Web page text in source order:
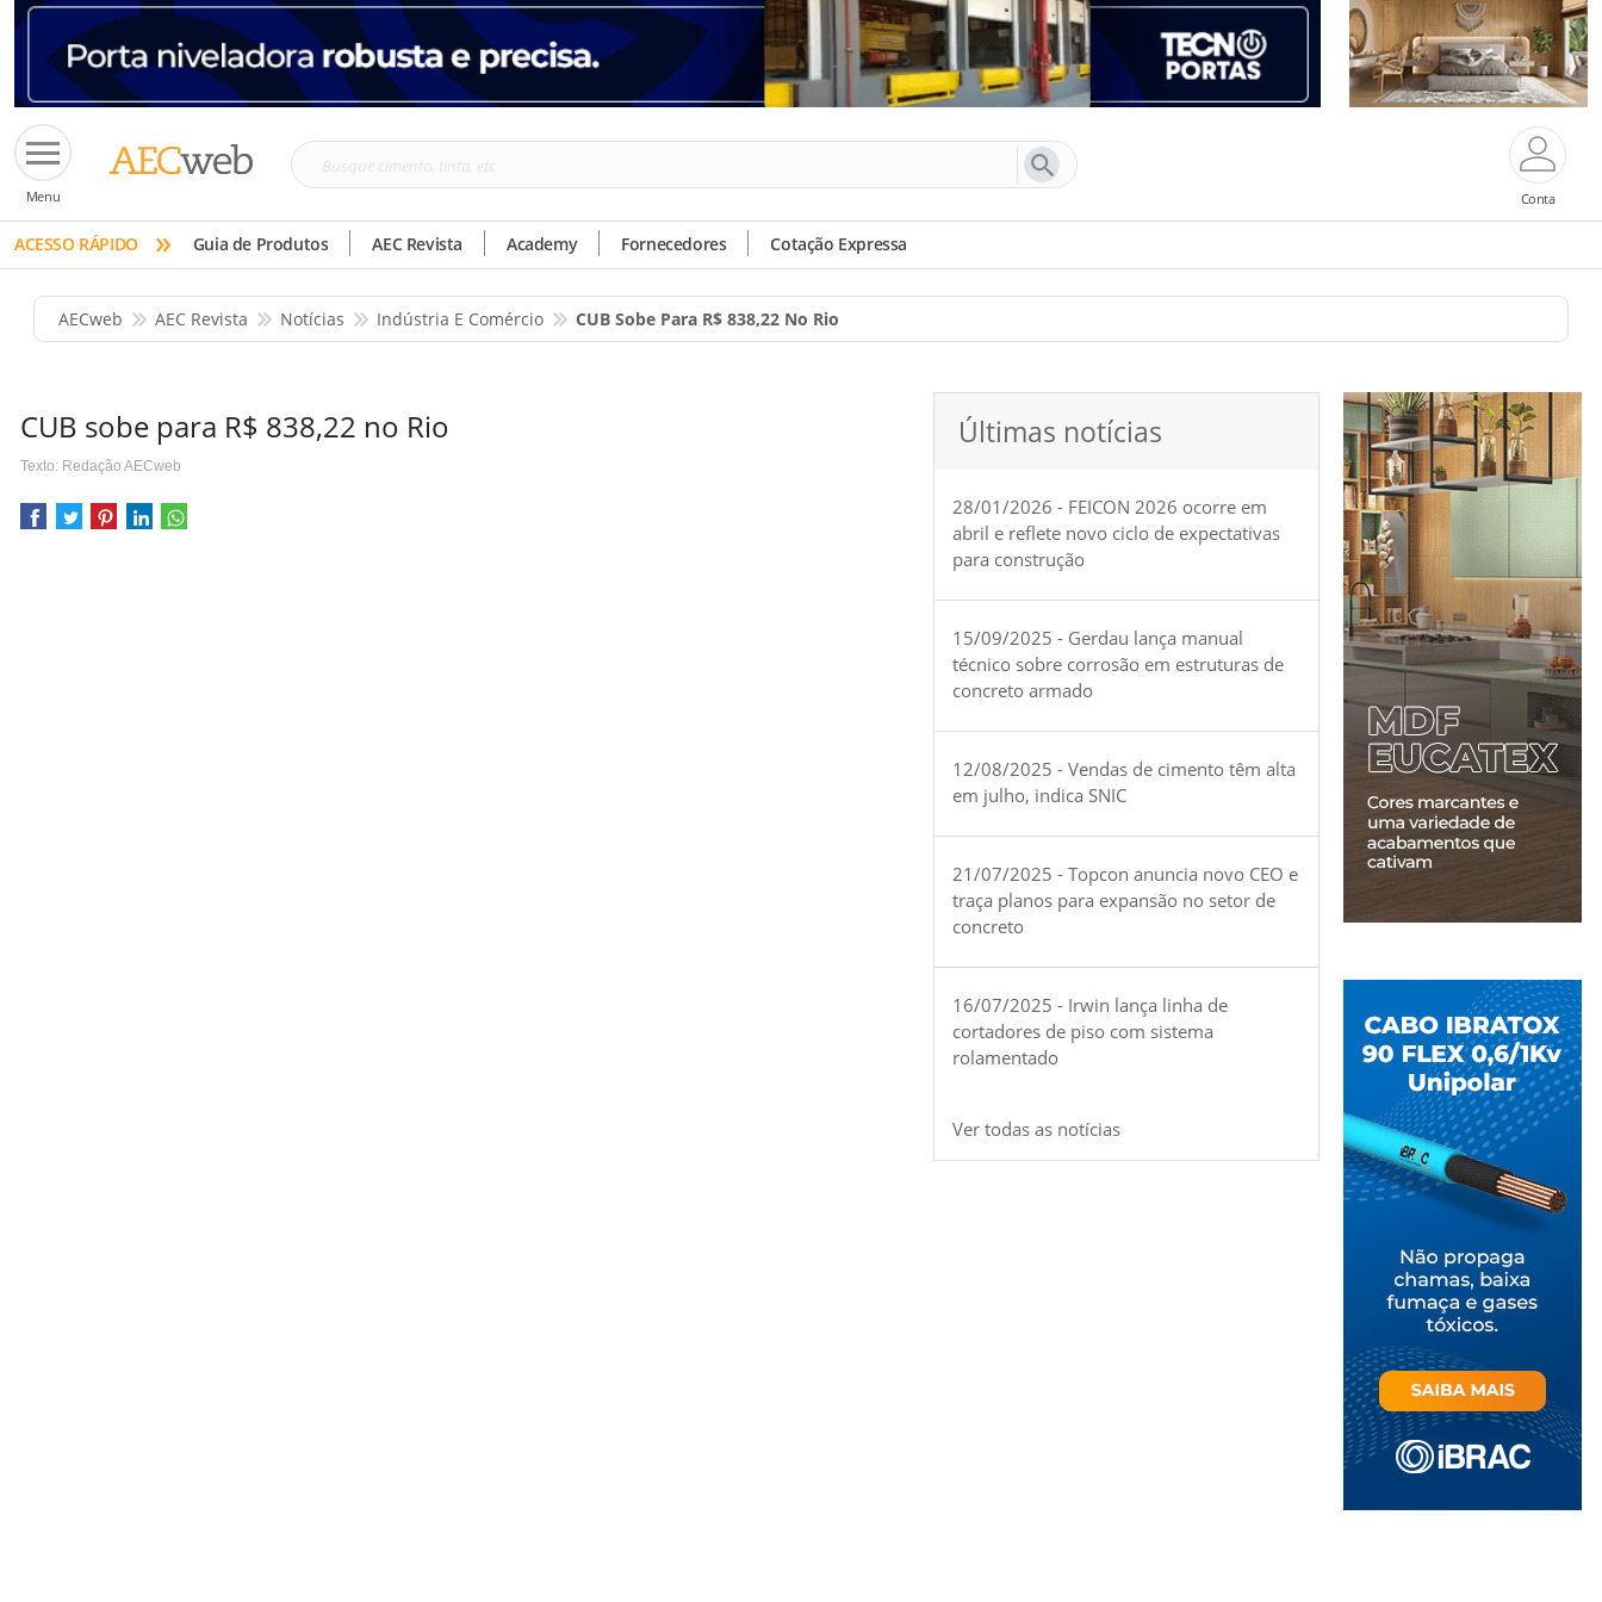
Menu
Busque
tinta,
etc
Conta
ACESSO RÁPIDO » Guia de Produtos AEC Revista Academy Fornecedores Cotação Expressa
AECweb AEC Revista Notícias Indústria E Comércio CUB Sobe Para R$ 838,22 No Rio
CUB sobe para R$ 838,22 no Rio
Texto: Redação AECweb
Últimas notícias
28/01/2026 - FEICON 2026 ocorre em
abril e reflete novo ciclo de expectativas
para construção
15/09/2025 - Gerdau lança manual
técnico sobre corrosão em estruturas de
concreto armado
12/08/2025 - Vendas de cimento têm alta
em julho, indica SNIC
21/07/2025 - Topcon anuncia novo CEO e
traça planos para expansão no setor de
concreto
16/07/2025 - Irwin lança linha de
cortadores de piso com sistema
rolamentado
Ver todas as notícias